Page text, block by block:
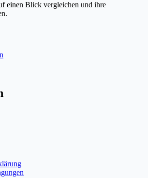
einen Blick vergleichen und ihre